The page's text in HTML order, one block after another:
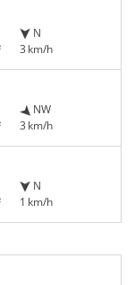
N
3 km/h
NW
3 km/h
N
1 km/h